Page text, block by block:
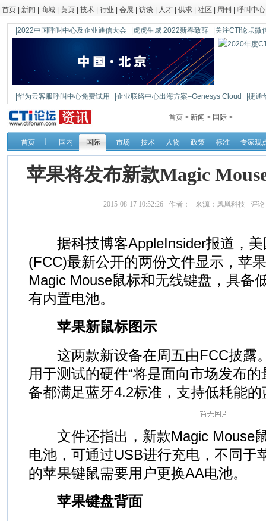
首页 新闻 商城 黄页 技术 行业 会展 访谈 人才 供求 社区 周刊 呼叫中心
|2022中国呼叫中心及企业通信大会 |虎虎生威 2022新春致辞 |关注CTI论坛微
|华为云客服呼叫中心免费试用 |企业联络中心出海方案–Genesys Cloud
|捷通
|鼎信通达新一代语音网关DAG1000-4S
首页 > 新闻 > 国际 >
首页 国内 国际 市场 技术 人物 政策 标准 专家观
苹果将发布新款Magic
2015-08-17 10:52:26 作者： 来源：凤凰科技 评论
据科技博客AppleInsider报道，美
(FCC)最新公开的两份文件显示，苹
Magic Mouse鼠标和无线键盘，具备
有内置电池。
苹果新鼠标图示
这两款新设备在周五由FCC披露
用于测试的硬件“将是面向市场发布
备都满足蓝牙4.2标准，支持低耗能
文件还指出，新款Magic Mouse
电池，可通过USB进行充电，不同于
的苹果键鼠需要用户更换AA电池。
苹果键盘背面